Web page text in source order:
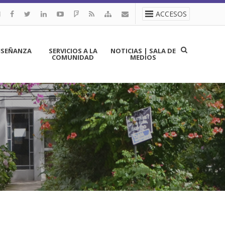
ACCESOS
SERVICIOS A LA
COMUNIDAD
NOTICIAS | SALA DE
MEDIOS